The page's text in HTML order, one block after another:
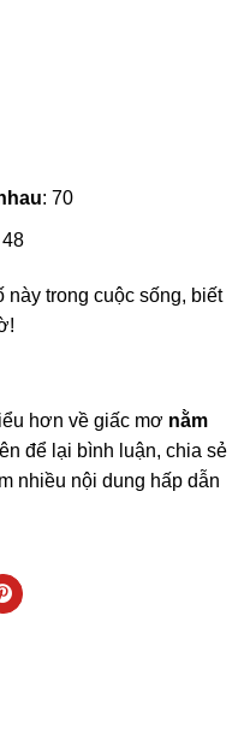
: 70
48
trong cuộc sống, biết
hơn về giấc mơ nằm
để lại bình luận, chia sẻ
nhiều nội dung hấp dẫn